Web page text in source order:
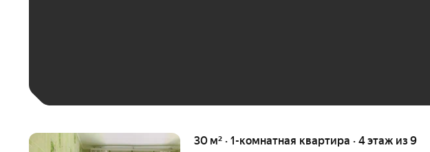
30 м² · 1-комнатная квартира · 4 этаж из 9